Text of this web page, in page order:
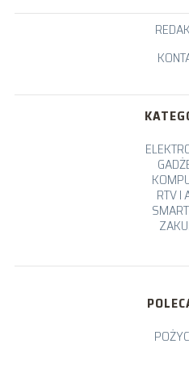
RTV I